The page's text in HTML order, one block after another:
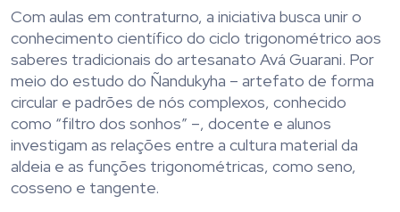
Com aulas em contraturno, a iniciativa busca unir o
conhecimento científico do ciclo trigonométrico aos
saberes tradicionais do artesanato Avá Guarani. Por
meio do estudo do Ñandukyha – artefato de forma
circular e padrões de nós complexos, conhecido
como “filtro dos sonhos” –, docente e alunos
investigam as relações entre a cultura material da
aldeia e as funções trigonométricas, como seno,
cosseno e tangente.